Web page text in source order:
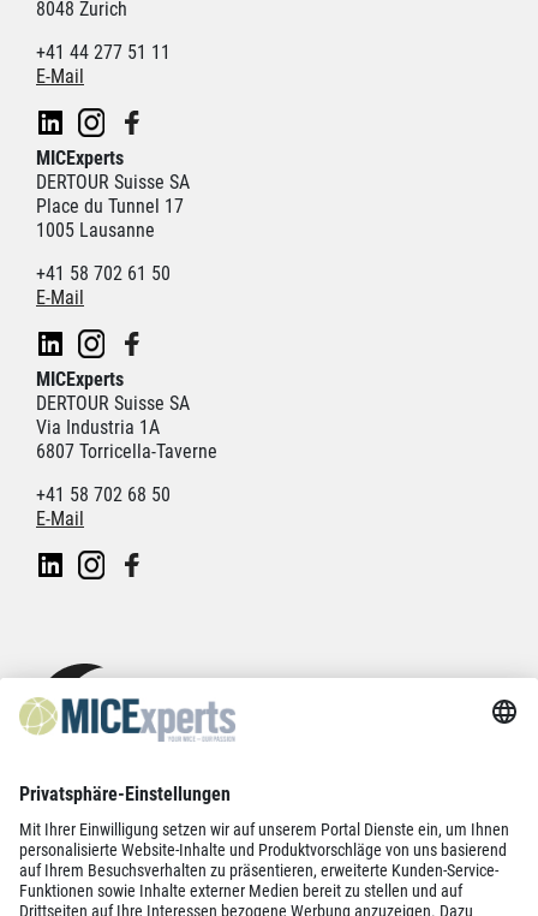
8048 Zurich
+41 44 277 51 11
E-Mail
MICExperts
DERTOUR Suisse SA
Place du Tunnel 17
1005 Lausanne
+41 58 702 61 50
E-Mail
MICExperts
DERTOUR Suisse SA
Via Industria 1A
6807 Torricella-Taverne
+41 58 702 68 50
E-Mail